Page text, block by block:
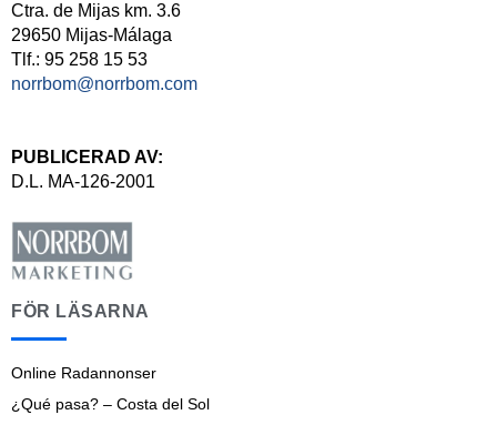
Ctra. de Mijas km. 3.6
29650 Mijas-Málaga
Tlf.: 95 258 15 53
norrbom@norrbom.com
PUBLICERAD AV:
D.L. MA-126-2001
FÖR LÄSARNA
Online Radannonser
¿Qué pasa? – Costa del Sol